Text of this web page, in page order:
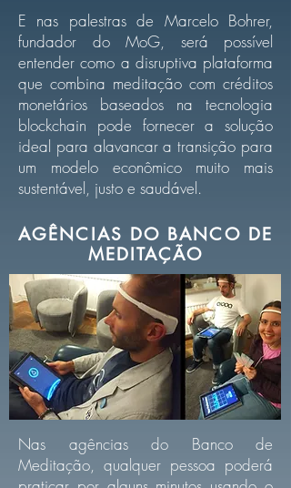
E nas palestras de Marcelo Bohrer,
fundador do MoG, será possível
entender como a disruptiva plataforma
que combina meditação com créditos
monetários baseados na tecnologia
blockchain pode fornecer a solução
ideal para alavancar a transição para
um modelo econômico muito mais
sustentável, justo e saudável.
AGÊNCIAS DO BANCO DE
MEDITAÇÃO
Nas agências do Banco de
Meditação, qualquer pessoa poderá